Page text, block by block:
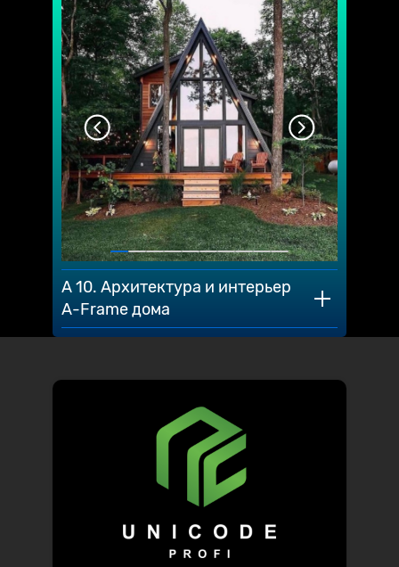
A 10. Архитектура и интерьер
A-Frame дома